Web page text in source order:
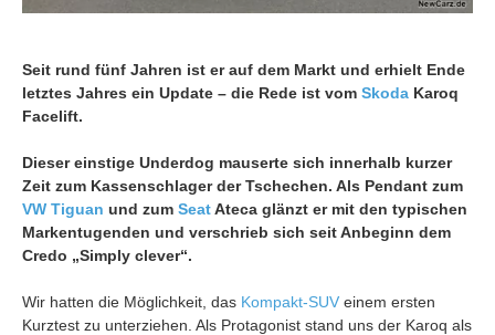
Seit rund fünf Jahren ist er auf dem Markt und erhielt Ende
letztes Jahres ein Update – die Rede ist vom Skoda Karoq
Facelift.
Dieser einstige Underdog mauserte sich innerhalb kurzer
Zeit zum Kassenschlager der Tschechen. Als Pendant zum
VW Tiguan und zum SeatAteca glänzt er mit den typischen
Markentugenden und verschrieb sich seit Anbeginn dem
Credo „Simply clever“.
Wir hatten die Möglichkeit, das Kompakt-SUV einem ersten
Kurztest zu unterziehen. Als Protagonist stand uns der Karoq als